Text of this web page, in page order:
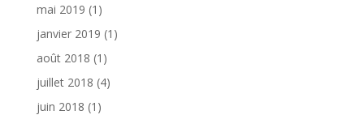
mai 2019 (1)
janvier 2019 (1)
août 2018 (1)
juillet 2018 (4)
juin 2018 (1)